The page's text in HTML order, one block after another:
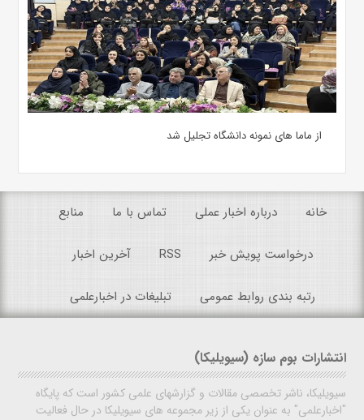
از ماما های نمونه دانشگاه تجلیل شد
خانه درباره اخبار عملی تماس با ما منابع
درخواست پویش خبر RSS آخرین اخبار
رتبه بندی روابط عمومی تبلیغات در اخبارعلمی
انتشارات بوم سازه (سیویلیکا)
سیویلیکا، ناشر تخصصی مقالات و گزارشهای علمی کشور است که پایگاه
"اخبارعلمی" به عنوان یکی از زیر مجموعه های سیویلیکا در حال فعالیت